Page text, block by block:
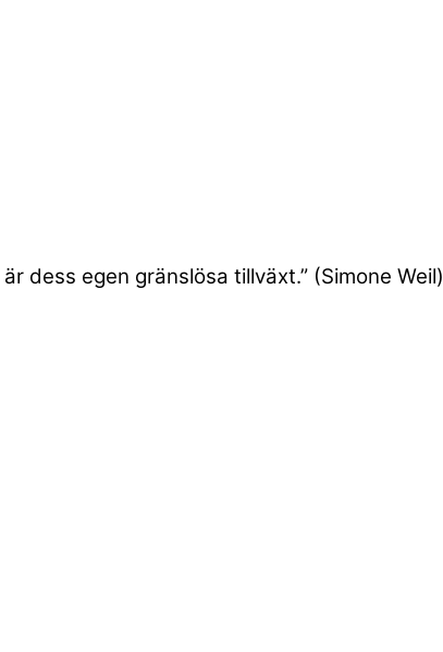
dess egen gränslösa tillväxt.” (Simone Weil)